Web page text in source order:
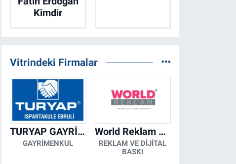
Kimdir
Vitrindeki Firmalar
TURYAP GAYRİMENKUL DANIŞMANLIK HİZMETLERİ
GAYRIMENKUL
World Reklam Copy Center
REKLAM VE DIJITAL
BASKI